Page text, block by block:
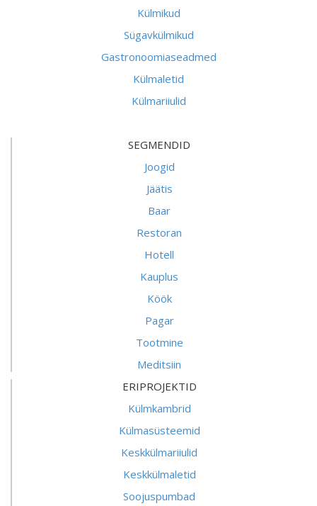
Külmikud
Sügavkülmikud
Gastronoomiaseadmed
Külmaletid
Külmariiulid
SEGMENDID
Joogid
Jäätis
Baar
Restoran
Hotell
Kauplus
Köök
Pagar
Tootmine
Meditsiin
ERIPROJEKTID
Külmkambrid
Külmasüsteemid
Keskkülmariiulid
Keskkülmaletid
Soojuspumbad